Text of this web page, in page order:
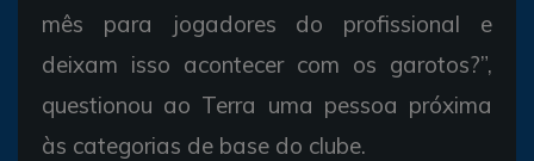
mês para jogadores do profissional e
deixam isso acontecer com os garotos?”,
questionou ao Terra uma pessoa próxima
às categorias de base do clube.